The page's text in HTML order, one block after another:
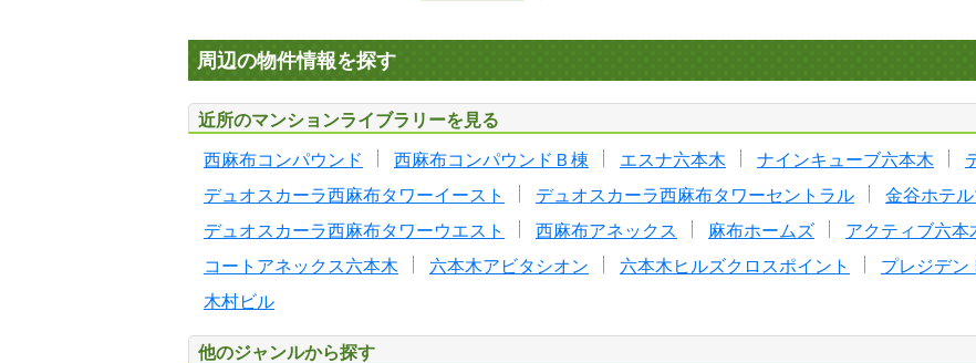
周辺の物件情報を探す
近所のマンションライブラリーを見る
西麻布コンパウンド 西麻布コンパウンドＢ棟 エスナ六本木 ナインキューブ六本木
デュオスカーラ西麻布タワーイースト
デュオスカーラ西麻布タワーセントラル 金谷ホテ
デュオスカーラ西麻布タワーウエスト
西麻布アネックス 麻布ホームズ アクティブ六本
コートアネックス六本木
六本木アビタシオン 六本木ヒルズクロスポイント プレジデン
木村ビル
他のジャンルから探す